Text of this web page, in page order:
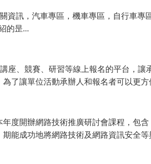
資訊，汽車專區，機車專區，自行車專
的昰...
座、競賽、研習等線上報名的平台，讓
了讓單位活動承辦人和報名者可以更方
度開辦網路技術推廣研討會課程，包
能成功地將網路技術及網路資訊安全等